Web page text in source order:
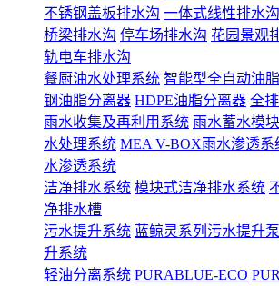
不锈钢盖板排水沟 一体式线性排水沟
桥梁排水沟 停车场排水沟 花园景观
轨电车排水沟
餐厨油水处理系统 智能型全自动油
钢油脂分离器 HDPE油脂分离器 全
雨水收集及再利用系统 雨水蓄水模块
水处理系统 MEA V-BOX雨水渗透系
水渗透系统
洁净排水系统 模块式洁净排水系统
净排水槽
污水提升系统 蓝鲸灵系列污水提升泵
升系统
轻油分离系统 PURABLUE-ECO